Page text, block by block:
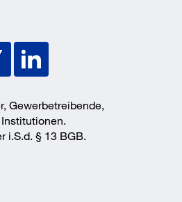
Gewerbetreibende,
i.S.d. § 13 BGB.